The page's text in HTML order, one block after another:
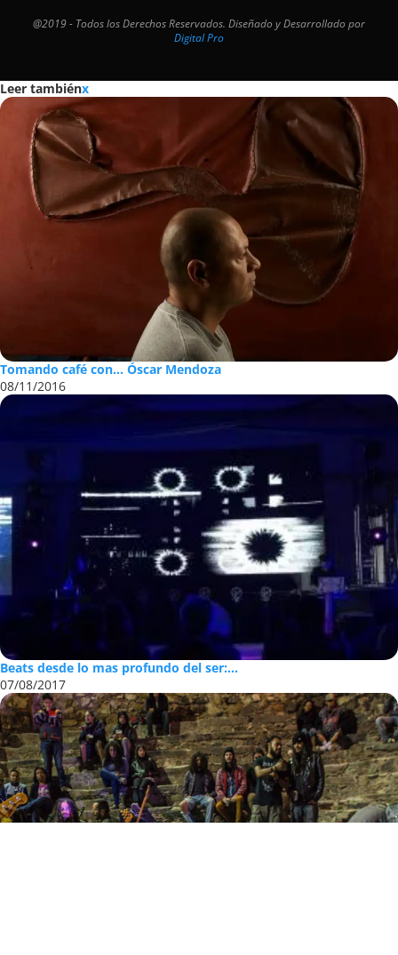
@2019 - Todos los Derechos Reservados. Diseñado y Desarrollado por
Digital Pro
Leer tambiénx
Tomando café con… Óscar Mendoza
08/11/2016
Beats desde lo mas profundo del ser:...
07/08/2017